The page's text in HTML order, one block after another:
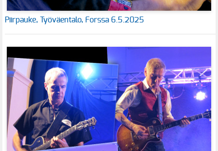
Piirpauke, Työväentalo, Forssa 6.5.2025